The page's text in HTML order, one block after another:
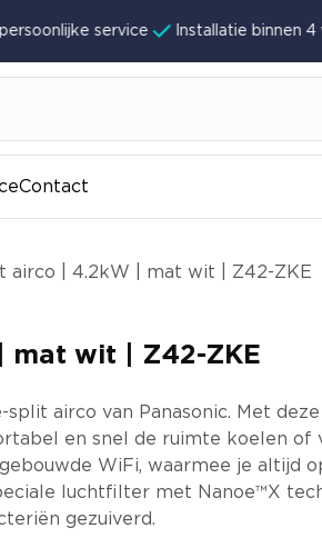
service Installatie binnen 4
Contact
airco | 4.2kW | mat wit | Z42-ZKE
mat wit | Z42-ZKE
split airco van Panasonic. Met
en snel de ruimte koelen of
WiFi, waarmee je altijd
luchtfilter met Nanoe™X
gezuiverd.